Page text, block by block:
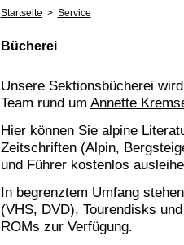
Startseite > Service
Bücherei
Unsere Sektionsbücherei
Team rund um Annette
Hier können Sie alpine
Zeitschriften (Alpin,
und Führer kostenlos
In begrenztem Umfang
(VHS, DVD), Tourendisks
ROMs zur Verfügung.